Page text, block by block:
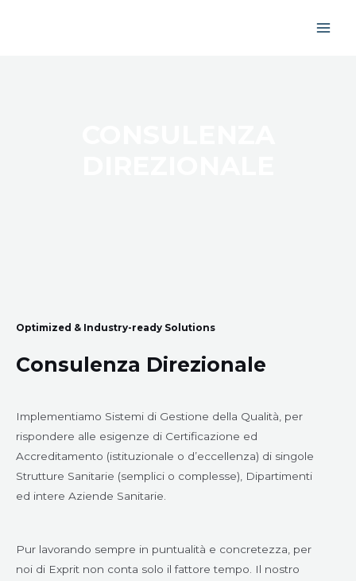
Optimized & Industry-ready Solutions
Consulenza Direzionale
Implementiamo Sistemi di Gestione della Qualità, per
rispondere alle esigenze di Certificazione ed
Accreditamento (istituzionale o d’eccellenza) di singole
Strutture Sanitarie (semplici o complesse), Dipartimenti
ed intere Aziende Sanitarie.
Pur lavorando sempre in puntualità e concretezza, per
noi di Exprit non conta solo il fattore tempo. Il nostro